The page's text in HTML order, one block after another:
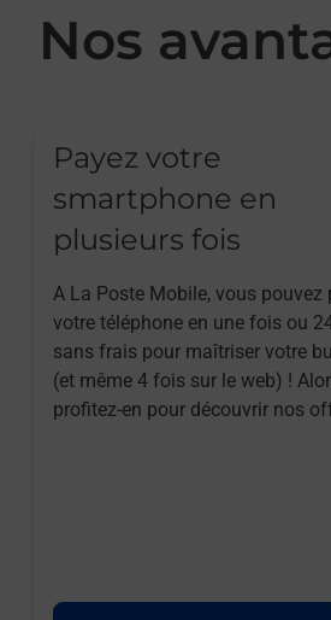
Nos
Payez votre
smartphone en
plusieurs fois
A La Poste Mobile, vous pouvez
votre téléphone en une fois ou
sans frais pour maîtriser votre
(et même 4 fois sur le web) !
profitez-en pour découvrir nos